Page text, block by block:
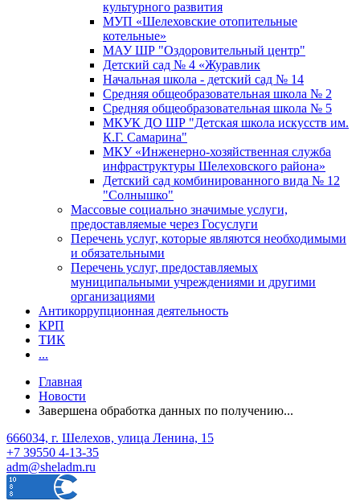
культурного развития
МУП «Шелеховские отопительные
котельные»
МАУ ШР "Оздоровительный центр"
Детский сад № 4 «Журавлик
Начальная школа - детский сад № 14
Средняя общеобразовательная школа № 2
Средняя общеобразовательная школа № 5
МКУК ДО ШР "Детская школа искусств им.
К.Г. Самарина"
МКУ «Инженерно-хозяйственная служба
инфраструктуры Шелеховского района»
Детский сад комбинированного вида № 12
"Солнышко"
Массовые социально значимые услуги,
предоставляемые через Госуслуги
Перечень услуг, которые являются необходимыми
и обязательными
Перечень услуг, предоставляемых
муниципальными учреждениями и другими
организациями
Антикоррупционная деятельность
КРП
ТИК
...
Главная
Новости
Завершена обработка данных по получению...
666034, г. Шелехов, улица Ленина, 15
+7 39550 4-13-35
adm@sheladm.ru